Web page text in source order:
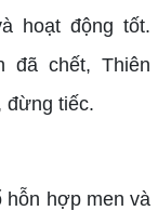
hoạt động tốt.
đã chết, Thiên
đừng tiếc.
hợp men và